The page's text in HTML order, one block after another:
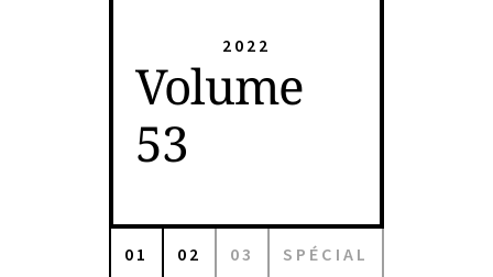
2022
Volume
53
01 02 03 SPÉCIAL